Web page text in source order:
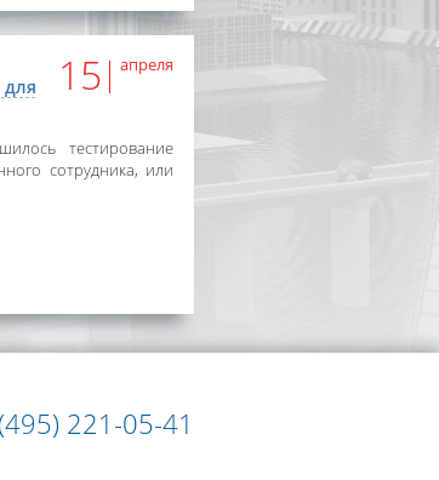
15 апреля
для
тестирование
сотрудника, или
221-05-41